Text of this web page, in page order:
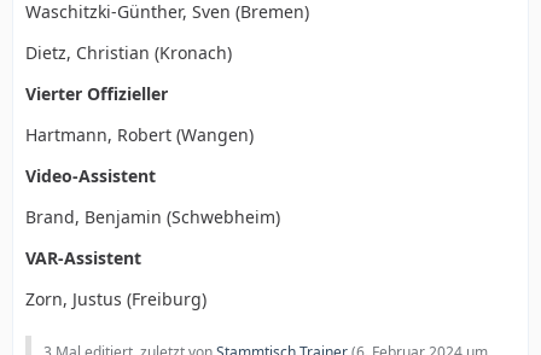
Waschitzki-Günther, Sven (Bremen)
Dietz, Christian (Kronach)
Vierter Offizieller
Hartmann, Robert (Wangen)
Video-Assistent
Brand, Benjamin (Schwebheim)
VAR-Assistent
Zorn, Justus (Freiburg)